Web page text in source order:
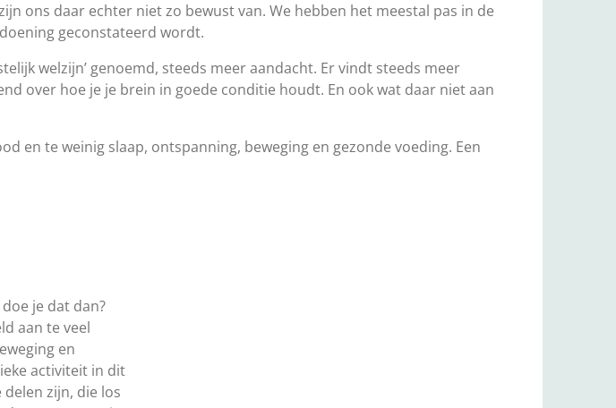
ons daar echter niet zo bewust van. We hebben het meestal pas in de
geconstateerd wordt.
welzijn’ genoemd, steeds meer aandacht. Er vindt steeds meer
over hoe je je brein in goede conditie houdt. En ook wat daar niet aan
en te weinig slaap, ontspanning, beweging en gezonde voeding. Een
je dat dan?
aan te veel
en
activiteit in dit
zijn, die los